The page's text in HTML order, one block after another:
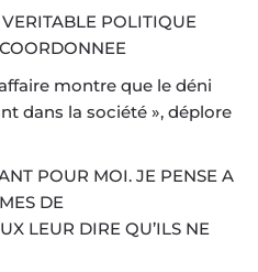
POLITIQUE
montre que le déni
dans la société », déplore
POUR MOI. JE PENSE A
DE
LEUR DIRE QU’ILS NE